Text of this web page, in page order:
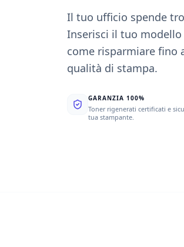
Il tuo ufficio spende
Inserisci il tuo
come risparmiare fino
qualità di stampa.
GARANZIA 100%
Toner rigenerati certificati e
tua stampante.